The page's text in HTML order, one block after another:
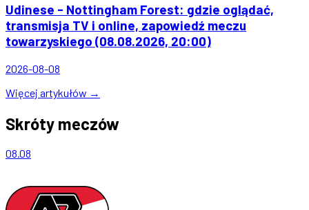
Udinese - Nottingham Forest: gdzie oglądać,
transmisja TV i online, zapowiedź meczu
towarzyskiego (08.08.2026, 20:00)
2026-08-08
Więcej artykułów →
Skróty meczów
08.08